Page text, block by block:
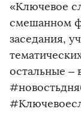
«Ключевое
смешанном
заседания,
остальные –